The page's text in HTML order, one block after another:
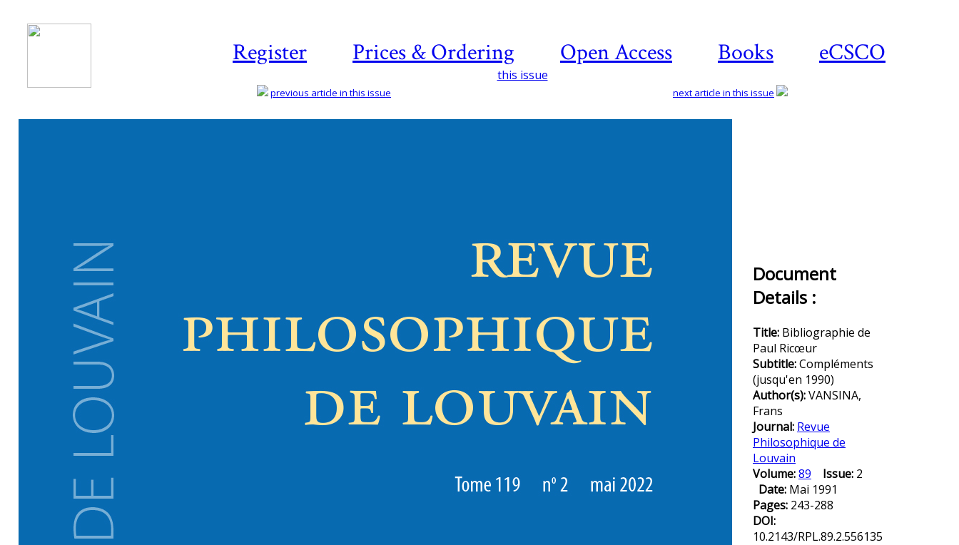
Register Prices & Ordering Open Access Books eCSCO
this issue
previous article in this issue next article in this issue
Document
Details :
Title: Bibliographie de
Paul Ricœur
Subtitle:Compléments
(jusqu'en 1990)
Author(s):VANSINA,
Frans
Journal: Revue
Philosophique de
Louvain
Volume:89 Issue: 2
Date: Mai 1991
Pages: 243-288
DOI:
10.2143/RPL.89.2.556135